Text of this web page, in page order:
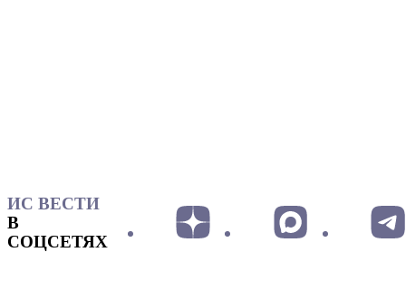
ИС ВЕСТИ
В
СОЦСЕТЯХ